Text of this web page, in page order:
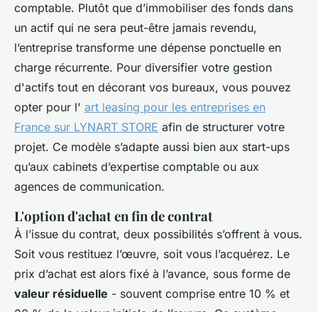
comptable. Plutôt que d’immobiliser des fonds dans
un actif qui ne sera peut-être jamais revendu,
l’entreprise transforme une dépense ponctuelle en
charge récurrente. Pour diversifier votre gestion
d'actifs tout en décorant vos bureaux, vous pouvez
opter pour l' art leasing pour les entreprises en
France sur LYNART STORE afin de structurer votre
projet. Ce modèle s’adapte aussi bien aux start-ups
qu’aux cabinets d’expertise comptable ou aux
agences de communication.
L'option d'achat en fin de contrat
À l’issue du contrat, deux possibilités s’offrent à vous.
Soit vous restituez l’œuvre, soit vous l’acquérez. Le
prix d’achat est alors fixé à l’avance, sous forme de
valeur résiduelle - souvent comprise entre 10 % et